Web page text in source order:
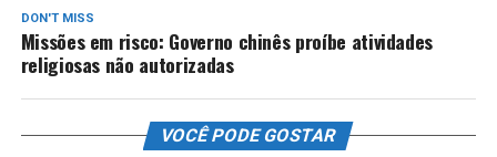
DON'T MISS
Missões em risco: Governo chinês proíbe atividades
religiosas não autorizadas
VOCÊ PODE GOSTAR